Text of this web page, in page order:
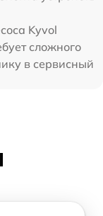
Kyvol
сложного
в сервисный